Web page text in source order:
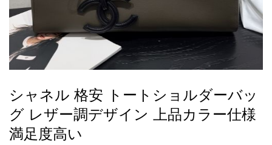
新
品
お
す
す
め
シャネル 格安 トートショルダーバッ
グ レザー調デザイン 上品カラー仕様
満足度高い